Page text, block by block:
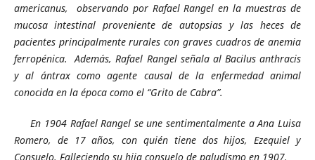
americanus, observando por Rafael Rangel en la muestras de
mucosa intestinal proveniente de autopsias y las heces de
pacientes principalmente rurales con graves cuadros de anemia
ferropénica. Además, Rafael Rangel señala al Bacilus anthracis
y al ántrax como agente causal de la enfermedad animal
conocida en la época como el “Grito de Cabra”.
En 1904 Rafael Rangel se une sentimentalmente a Ana Luisa
Romero, de 17 años, con quién tiene dos hijos, Ezequiel y
Consuelo. Falleciendo su hija consuelo de paludismo en 1907.